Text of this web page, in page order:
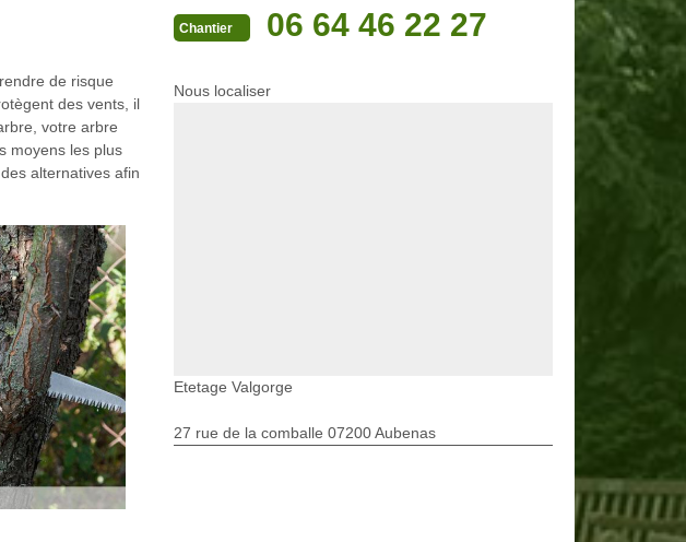
de risque
des vents, il
votre arbre
moyens les plus
alternatives afin
Chantier 06 64 46 22 27
Nous localiser
Etetage Valgorge
27 rue de la comballe 07200 Aubenas